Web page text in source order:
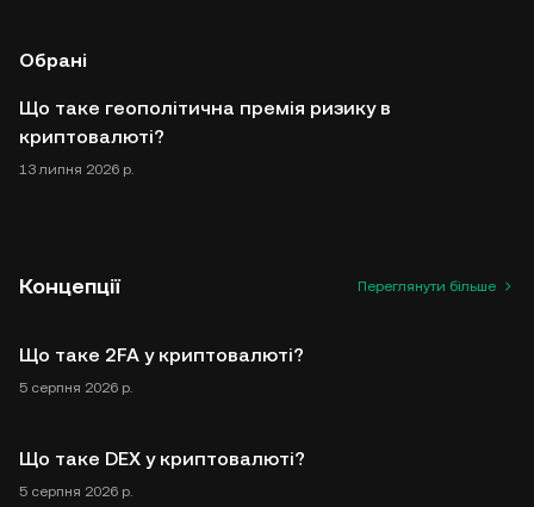
Обрані
Що таке геополітична премія ризику в
криптовалюті?
13 липня 2026 р.
Концепції Переглянути більше
Що таке 2FA у криптовалюті?
5 серпня 2026 р.
Що таке DEX у криптовалюті?
5 серпня 2026 р.